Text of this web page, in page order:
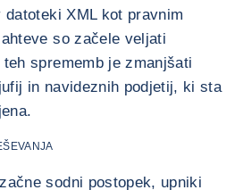
XML kot pravnim
so začele veljati
sprememb je zmanjšati
in navideznih podjetij, ki sta
sodni postopek, upniki